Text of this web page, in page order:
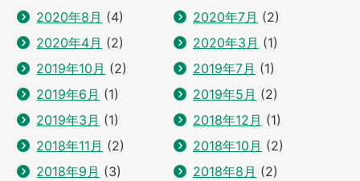
2020年8月 (4) 2020年7月 (2)
2020年4月 (2) 2020年3月 (1)
2019年10月 (2) 2019年7月 (1)
2019年6月 (1) 2019年5月 (2)
2019年3月 (1) 2018年12月 (1)
2018年11月 (2) 2018年10月 (2)
2018年9月 (3) 2018年8月 (2)